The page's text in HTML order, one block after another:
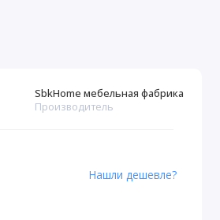
SbkHome мебельная фабрика
Производитель
Нашли дешевле?